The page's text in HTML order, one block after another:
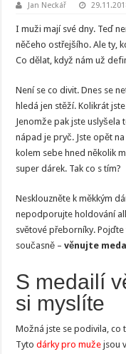
Jan Neckář
I muži mají své dny. Teď
něčeho ostřejšího. Ale ty,
Co dělat, když nám už
Není se co divit. Dnes se
hledá jen stěží. Kolikrát
Jenomže pak jste
nápad je pryč. Jste opět
kolem sebe hned několik
super dárek. Tak co s tím?
Nesklouzněte k měkkým
nepodporujte holdování
světové přeborníky.
současně –věnujte
S medailí
si myslíte
Možná jste se podivila, co
Tytodárky pro muže jsou